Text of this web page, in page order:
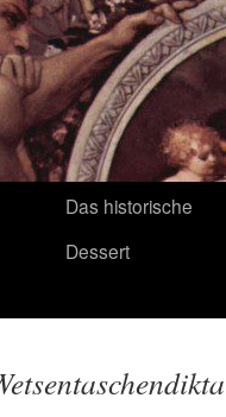
Das historische
Dessert